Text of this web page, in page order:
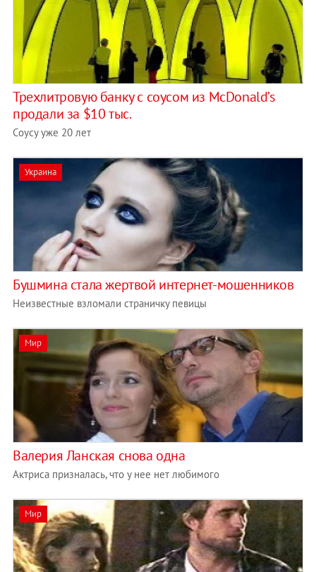
Трехлитровую банку с соусом из McDonald’s
продали за $10 тыс.
Соусу уже 20 лет
Украина
Бушмина стала жертвой интернет-мошенников
Неизвестные взломали страничку певицы
Мир
Валерия Ланская снова одна
Актриса призналась, что у нее нет любимого
Мир